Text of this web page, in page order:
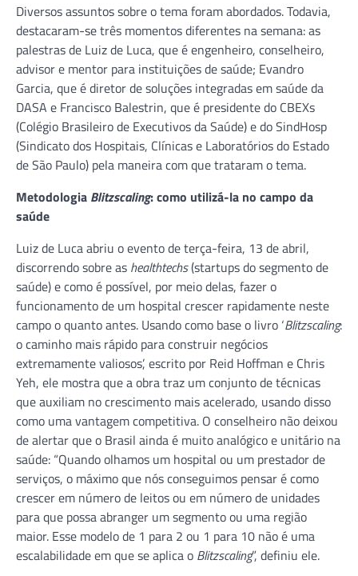
Diversos assuntos sobre o tema foram abordados. Todavia,
destacaram-se três momentos diferentes na semana: as
palestras de Luiz de Luca, que é engenheiro, conselheiro,
advisor e mentor para instituições de saúde; Evandro
Garcia, que é diretor de soluções integradas em saúde da
DASA e Francisco Balestrin, que é presidente do CBEXs
(Colégio Brasileiro de Executivos da Saúde) e do SindHosp
(Sindicato dos Hospitais, Clínicas e Laboratórios do Estado
de São Paulo) pela maneira com que trataram o tema.
Metodologia Blitzscaling: como utilizá-la no campo da
saúde
Luiz de Luca abriu o evento de terça-feira, 13 de abril,
discorrendo sobre as healthtechs(startups do segmento de
saúde) e como é possível, por meio delas, fazer o
funcionamento de um hospital crescer rapidamente neste
campo o quanto antes. Usando como base o livro ‘Blitzscaling:
o caminho mais rápido para construir negócios
extremamente valiosos’, escrito por Reid Hoffman e Chris
Yeh, ele mostra que a obra traz um conjunto de técnicas
que auxiliam no crescimento mais acelerado, usando disso
como uma vantagem competitiva. O conselheiro não deixou
de alertar que o Brasil ainda é muito analógico e unitário na
saúde: “Quando olhamos um hospital ou um prestador de
serviços, o máximo que nós conseguimos pensar é como
crescer em número de leitos ou em número de unidades
para que possa abranger um segmento ou uma região
maior. Esse modelo de 1 para 2 ou 1 para 10 não é uma
escalabilidade em que se aplica o Blitzscaling”, definiu ele.